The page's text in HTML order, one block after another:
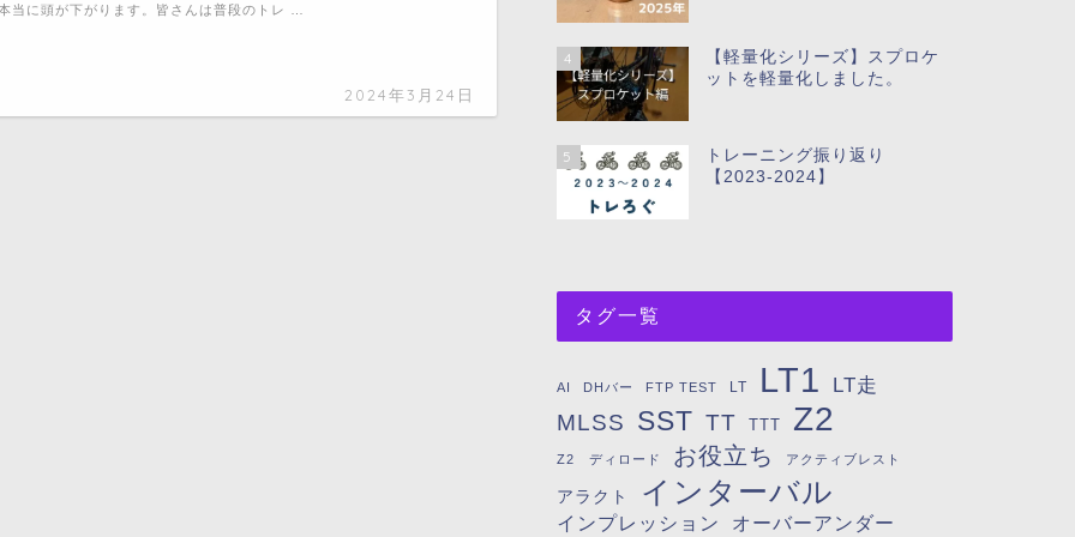
2024年3月24日
当に頭が下がります。皆さんは普段のトレ …
4
【軽量化シリーズ】スプロケ
ットを軽量化しました。
5
トレーニング振り返り
【2023-2024】
タグ一覧
AI DHバー FTP TEST LT LT1 LT走
MLSS SST TT TTT Z2
Z2 ディロード お役立ち アクティブレスト
アラクト インターバル
インプレッション オーバーアンダー